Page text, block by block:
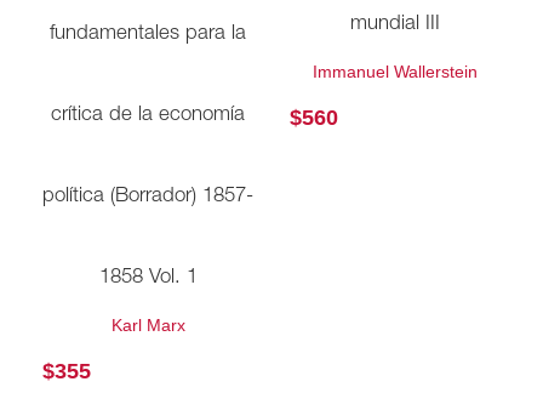
fundamentales para la
crítica de la economía
política (Borrador) 1857-
1858 Vol. 1
Karl Marx
$355
mundial III
Immanuel Wallerstein
$560